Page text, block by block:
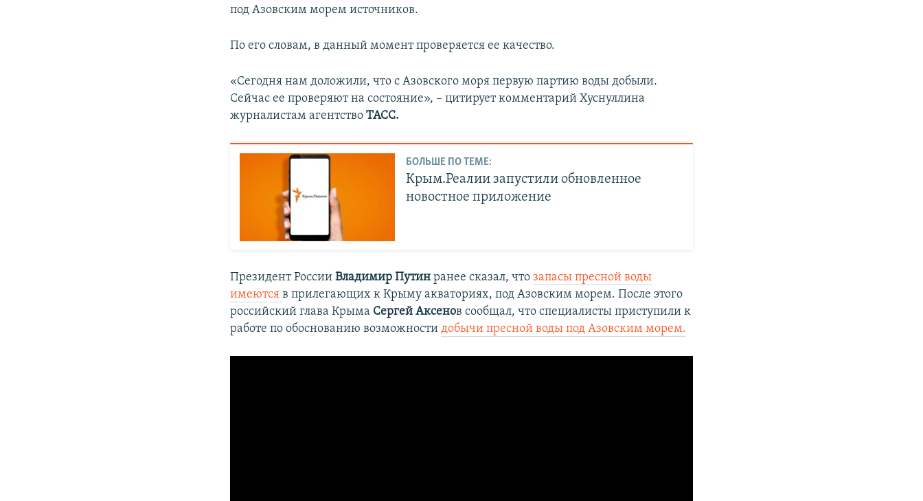
под Азовским морем источников.
По его словам, в данный момент проверяется ее качество.
«Сегодня нам доложили, что с Азовского моря первую партию воды добыли.
Сейчас ее проверяют на состояние», – цитирует комментарий Хуснуллина
журналистам агентствоТАСС.
БОЛЬШЕ ПО ТЕМЕ:
Крым.Реалии запустили обновленное
новостное приложение
Президент РоссииВладимир Путинранее сказал, чтозапасы пресной воды
имеютсяв прилегающих к Крыму акваториях, под Азовским морем. После этого
российский глава Крыма Сергей Аксенов сообщал, что специалисты приступили к
работе по обоснованию возможностидобычи пресной воды под Азовским морем.